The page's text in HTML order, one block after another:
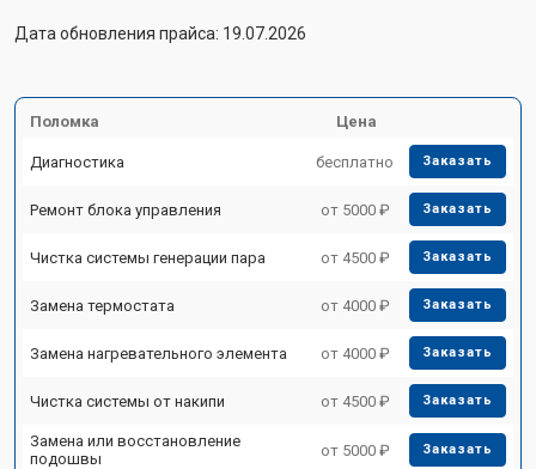
Дата обновления прайса: 19.07.2026
Поломка Цена
Диагностика бесплатно Заказать
Ремонт блока управления от 5000 ₽ Заказать
Чистка системы генерации пара от 4500 ₽ Заказать
Замена термостата от 4000 ₽ Заказать
Замена нагревательного элемента от 4000 ₽ Заказать
Чистка системы от накипи от 4500 ₽ Заказать
Замена или восстановление
подошвы
от 5000 ₽ Заказать